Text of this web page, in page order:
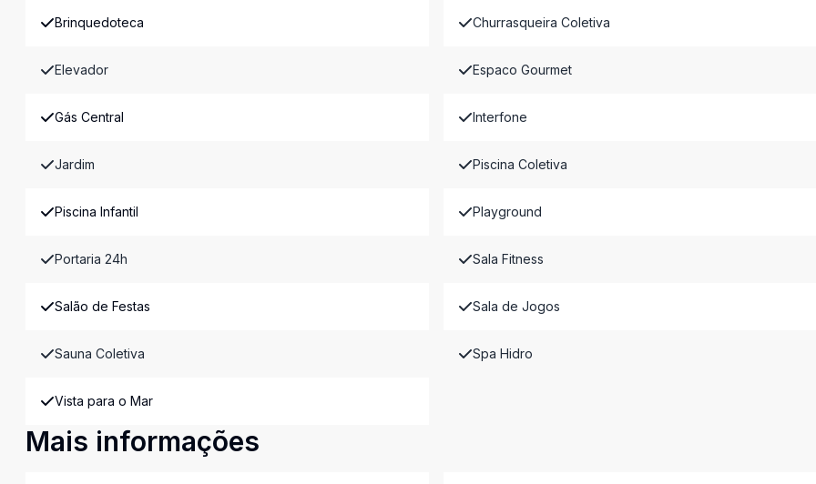
Brinquedoteca Churrasqueira Coletiva
Elevador Espaco Gourmet
Gás Central Interfone
Jardim Piscina Coletiva
Piscina Infantil Playground
Portaria 24h Sala Fitness
Salão de Festas Sala de Jogos
Sauna Coletiva Spa Hidro
Vista para o Mar
Mais informações